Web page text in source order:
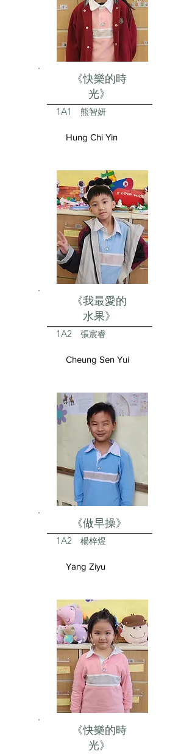
《快樂的時
光》
1A1 熊智妍
Hung Chi Yin
《我最愛的
水果》
1A2 張宸睿
Cheung Sen Yui
《做早操》
1A2 楊梓煜
Yang Ziyu
《快樂的時
光》